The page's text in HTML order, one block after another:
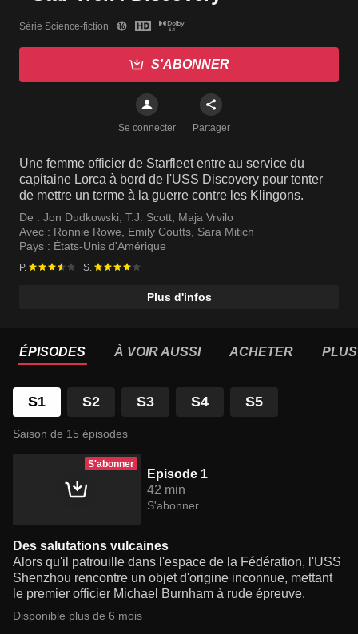
Série Science-fiction
S'ABONNER
Se connecter Partager
Une femme officier de Starfleet entre au service du
capitaine Lorca à bord de l'USS Discovery pour tenter
de mettre un terme à la guerre contre les Klingons.
De : Jon Dudkowski, T.J. Scott, Maja Vrvilo
Avec : Ronnie Rowe, Emily Coutts, Sara Mitich
Pays : États-Unis d'Amérique
P. S.
Plus d'infos
ÉPISODES À VOIR AUSSI ACHETER
S1 S2 S3 S4 S5
Saison de 15 épisodes
S'abonner
Episode 1
42 min
S'abonner
Des salutations vulcaines
Alors qu'il patrouille dans l'espace de la Fédération, l'USS
Shenzhou rencontre un objet d'origine inconnue, mettant
le premier officier Michael Burnham à rude épreuve.
Disponible plus de 6 mois